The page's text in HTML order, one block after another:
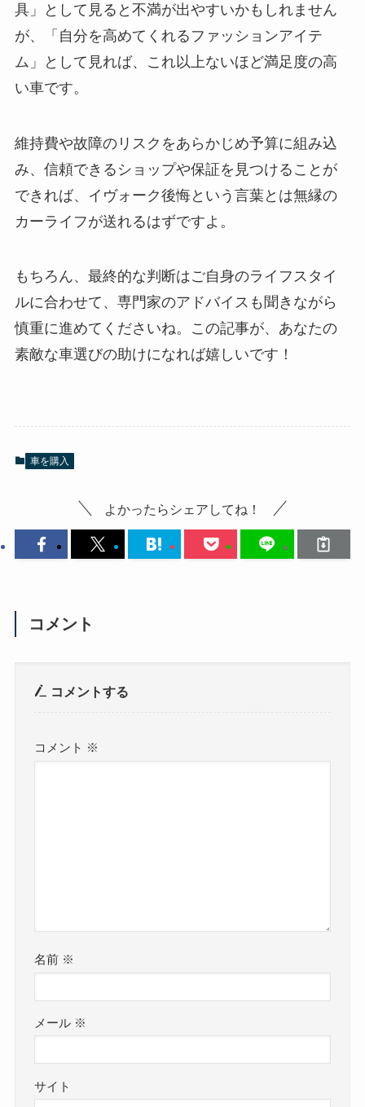
具」として見ると不満が出やすいかもしれません
が、「自分を高めてくれるファッションアイテ
ム」として見れば、これ以上ないほど満足度の高
い車です。
維持費や故障のリスクをあらかじめ予算に組み込
み、信頼できるショップや保証を見つけることが
できれば、イヴォーク後悔という言葉とは無縁の
カーライフが送れるはずですよ。
もちろん、最終的な判断はご自身のライフスタイ
ルに合わせて、専門家のアドバイスも聞きながら
慎重に進めてくださいね。この記事が、あなたの
素敵な車選びの助けになれば嬉しいです！
車を購入
よかったらシェアしてね！
コメント
コメントする
コメント ※
名前 ※
メール ※
サイト